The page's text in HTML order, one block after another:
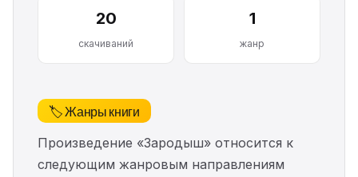
20
скачиваний
1
жанр
🏷️ Жанры книги
Произведение «Зародыш» относится к
следующим жанровым направлениям